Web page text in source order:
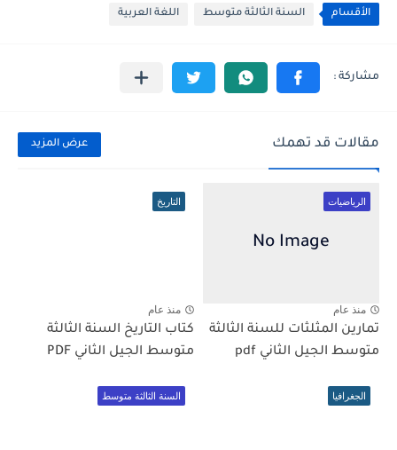
الأقسام السنة الثالثة متوسط اللغة العربية
مقالات قد تهمك عرض المزيد
الرياضيات
منذ عام
تمارين المثلثات للسنة الثالثة
متوسط الجيل الثاني pdf
التاريخ
منذ عام
كتاب التاريخ السنة الثالثة
متوسط الجيل الثاني PDF
الجغرافيا السنة الثالثة متوسط